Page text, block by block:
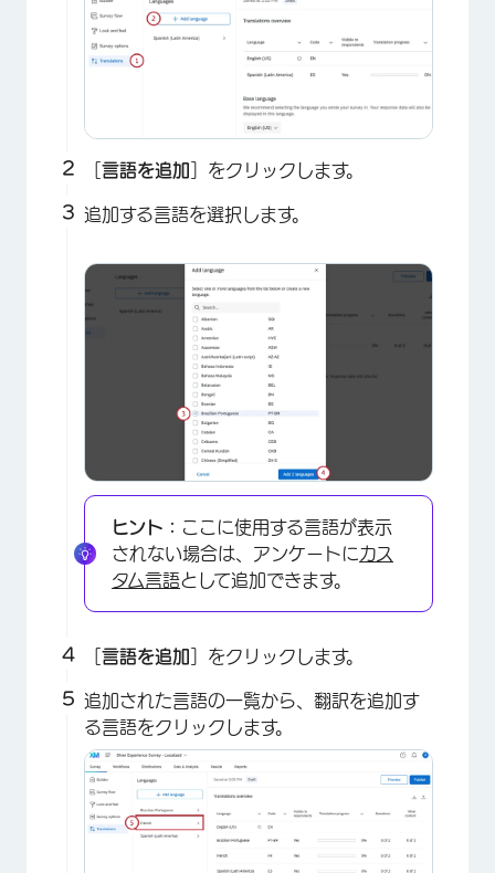
言語を追加 ］をクリックします。
追加する言語を選択します。
ヒント： ここに使用する言語が表示
されない場合は、アンケートにカス
タム言語として追加できます。
言語を追加 ］をクリックします。
追加された言語の一覧から、翻訳を追加す
る言語をクリックします。